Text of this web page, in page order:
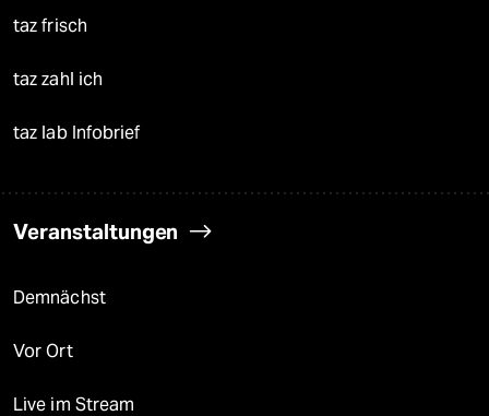
taz frisch
taz zahl ich
taz lab Infobrief
Veranstaltungen
Demnächst
Vor Ort
Live im Stream